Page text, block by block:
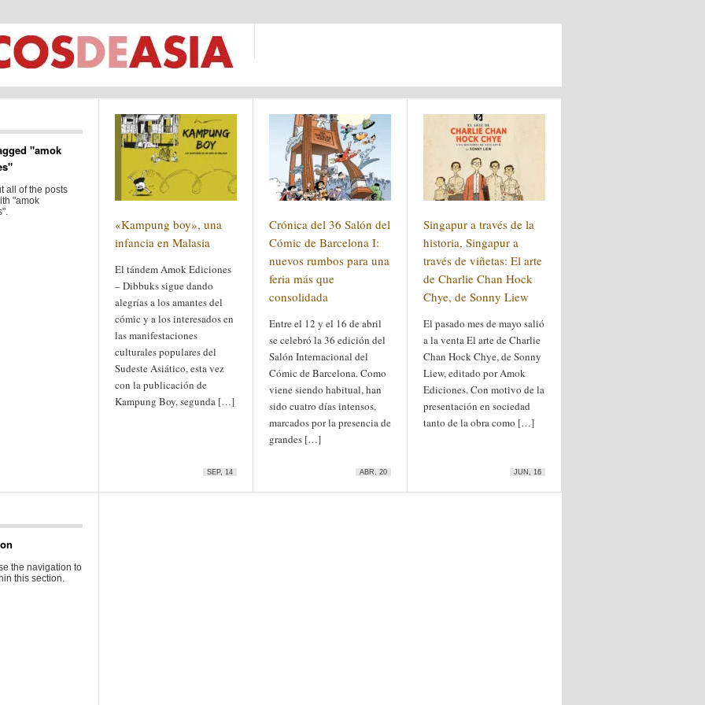
"amok
all of the posts
"amok
«Kampung boy», una
infancia en Malasia
El tándem Amok Ediciones
– Dibbuks sigue dando
alegrías a los amantes del
cómic y a los interesados en
las manifestaciones
culturales populares del
Sudeste Asiático, esta vez
con la publicación de
Kampung Boy, segunda […]
SEP, 14
Crónica del 36 Salón del
Cómic de Barcelona I:
nuevos rumbos para una
feria más que
consolidada
Entre el 12 y el 16 de abril
se celebró la 36 edición del
Salón Internacional del
Cómic de Barcelona. Como
viene siendo habitual, han
sido cuatro días intensos,
marcados por la presencia de
grandes […]
ABR, 20
Singapur a través de la
historia, Singapur a
través de viñetas: El arte
de Charlie Chan Hock
Chye, de Sonny Liew
El pasado mes de mayo salió
a la venta El arte de Charlie
Chan Hock Chye, de Sonny
Liew, editado por Amok
Ediciones. Con motivo de la
presentación en sociedad
tanto de la obra como […]
JUN, 16
the navigation to
this section.